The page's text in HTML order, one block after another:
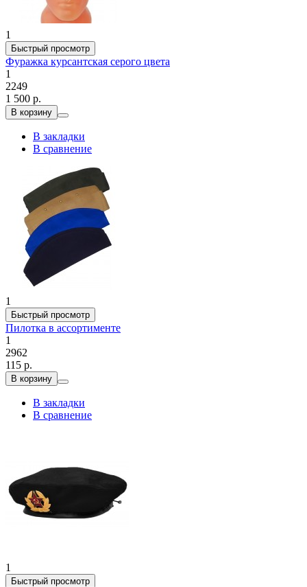
1
Быстрый просмотр
Фуражка курсантская серого цвета
1
2249
1 500 р.
В корзину
В закладки
В сравнение
1
Быстрый просмотр
Пилотка в ассортименте
1
2962
115 р.
В корзину
В закладки
В сравнение
1
Быстрый просмотр